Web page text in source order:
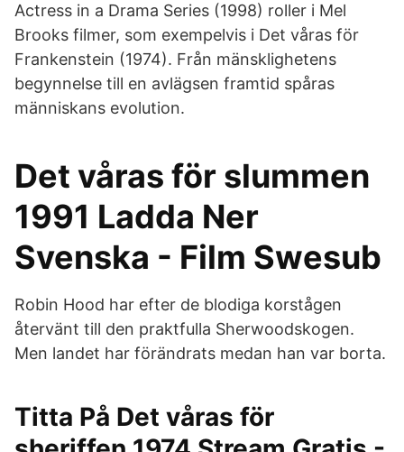
Actress in a Drama Series (1998) roller i Mel
Brooks filmer, som exempelvis i Det våras för
Frankenstein (1974). Från mänsklighetens
begynnelse till en avlägsen framtid spåras
människans evolution.
Det våras för slummen
1991 Ladda Ner
Svenska - Film Swesub
Robin Hood har efter de blodiga korstågen
återvänt till den praktfulla Sherwoodskogen.
Men landet har förändrats medan han var borta.
Titta På Det våras för